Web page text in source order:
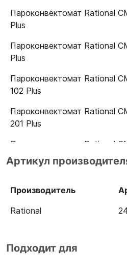
Пароконвектомат Rational
Plus
Пароконвектомат Rational
Plus
Пароконвектомат Rational
102 Plus
Пароконвектомат Rational
201 Plus
Пароконвектомат Rational
202 Plus
61G Plus (газ)
Пароконвектомат Rational
Пароконвектомат Rational CM
101G Plus (газ)
Артикул
Производитель
Rational
Подходит для